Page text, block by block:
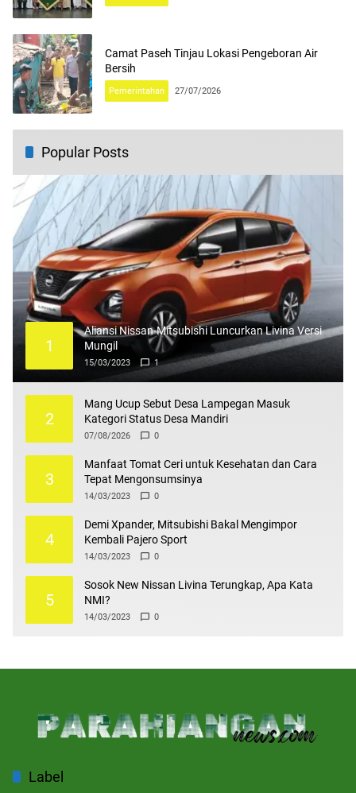
Camat Paseh Tinjau Lokasi Pengeboran Air
Bersih
Pemerintahan 27/07/2026
Popular Posts
1
Aliansi Nissan-Mitsubishi Luncurkan Livina Versi
Mungil
15/03/2023 1
2
Mang Ucup Sebut Desa Lampegan Masuk
Kategori Status Desa Mandiri
07/08/2026 0
3
Manfaat Tomat Ceri untuk Kesehatan dan Cara
Tepat Mengonsumsinya
14/03/2023 0
4
Demi Xpander, Mitsubishi Bakal Mengimpor
Kembali Pajero Sport
14/03/2023 0
5
Sosok New Nissan Livina Terungkap, Apa Kata
NMI?
14/03/2023 0
Label